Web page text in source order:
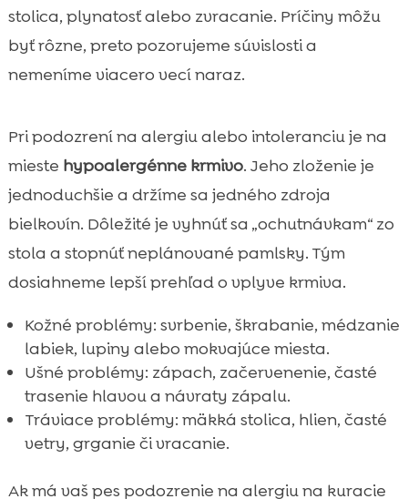
stolica, plynatosť alebo zvracanie. Príčiny môžu
byť rôzne, preto pozorujeme súvislosti a
nemeníme viacero vecí naraz.
Pri podozrení na alergiu alebo intoleranciu je na
mieste hypoalergénne krmivo. Jeho zloženie je
jednoduchšie a držíme sa jedného zdroja
bielkovín. Dôležité je vyhnúť sa „ochutnávkam“ zo
stola a stopnúť neplánované pamlsky. Tým
dosiahneme lepší prehľad o vplyve krmiva.
Kožné problémy: svrbenie, škrabanie, médzanie
labiek, lupiny alebo mokvajúce miesta.
Ušné problémy: zápach, začervenenie, časté
trasenie hlavou a návraty zápalu.
Tráviace problémy: mäkká stolica, hlien, časté
vetry, grganie či vracanie.
Ak má vaš pes podozrenie na alergiu na kuracie